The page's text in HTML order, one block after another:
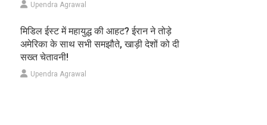
Upendra Agrawal
मिडिल ईस्ट में महायुद्ध की आहट? ईरान ने तोड़े
अमेरिका के साथ सभी समझौते, खाड़ी देशों को दी
सख्त चेतावनी!
Upendra Agrawal